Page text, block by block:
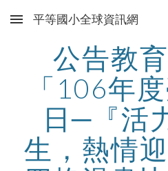
Skip to main content
平等國小全球資訊網
公告教
「106年
日─『活
生，熱情